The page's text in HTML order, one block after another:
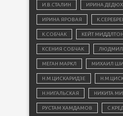
И.В.СТАЛИН ИРИНА
ИРИНА ЯРОВАЯ
К.СОБЧАК КЕЙТ МИДДЛТОН
КСЕНИЯ СОБЧАК
МЕГАН МАРКЛ МИХАИЛ
Н.М.ЦИСКАРИДЗЕ
Н.НИГАЛЬСКАЯ НИКИТА
РУСТАМ ХАМДАМОВ